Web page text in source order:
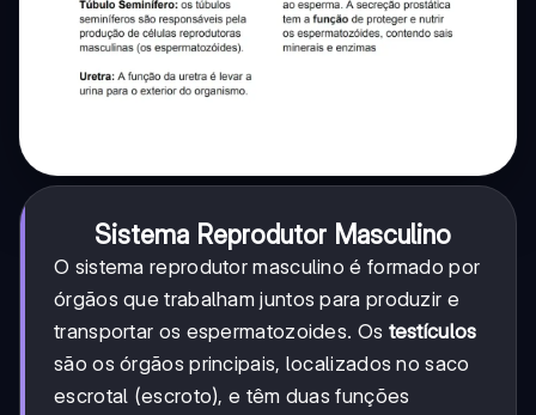
Sistema Reprodutor Masculino
O sistema reprodutor masculino é formado por
órgãos que trabalham juntos para produzir e
transportar os espermatozoides. Os testículos
são os órgãos principais, localizados no saco
escrotal (escroto), e têm duas funções